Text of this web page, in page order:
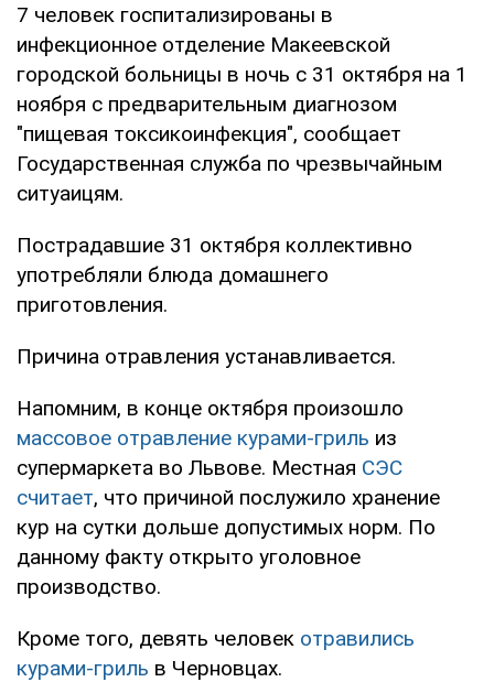
7 человек госпитализированы в
инфекционное отделение Макеевской
городской больницы в ночь с 31 октября на 1
ноября с предварительным диагнозом
"пищевая токсикоинфекция", сообщает
Государственная служба по чрезвычайным
ситуаицям.
Пострадавшие 31 октября коллективно
употребляли блюда домашнего
приготовления.
Причина отравления устанавливается.
Напомним, в конце октября произошло
массовое отравление курами-гриль из
супермаркета во Львове. Местная СЭС
считает, что причиной послужило хранение
кур на сутки дольше допустимых норм. По
данному факту открыто уголовное
производство.
Кроме того, девять человек отравились
курами-гриль в Черновцах.